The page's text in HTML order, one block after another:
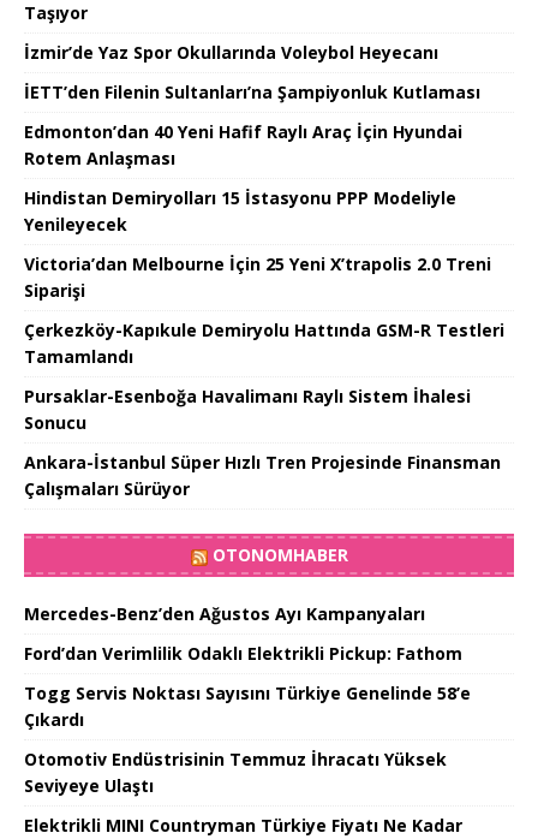
Taşıyor
İzmir’de Yaz Spor Okullarında Voleybol Heyecanı
İETT’den Filenin Sultanları’na Şampiyonluk Kutlaması
Edmonton’dan 40 Yeni Hafif Raylı Araç İçin Hyundai
Rotem Anlaşması
Hindistan Demiryolları 15 İstasyonu PPP Modeliyle
Yenileyecek
Victoria’dan Melbourne İçin 25 Yeni X’trapolis 2.0 Treni
Siparişi
Çerkezköy-Kapıkule Demiryolu Hattında GSM-R Testleri
Tamamlandı
Pursaklar-Esenboğa Havalimanı Raylı Sistem İhalesi
Sonucu
Ankara-İstanbul Süper Hızlı Tren Projesinde Finansman
Çalışmaları Sürüyor
OTONOMHABER
Mercedes-Benz’den Ağustos Ayı Kampanyaları
Ford’dan Verimlilik Odaklı Elektrikli Pickup: Fathom
Togg Servis Noktası Sayısını Türkiye Genelinde 58’e
Çıkardı
Otomotiv Endüstrisinin Temmuz İhracatı Yüksek
Seviyeye Ulaştı
Elektrikli MINI Countryman Türkiye Fiyatı Ne Kadar